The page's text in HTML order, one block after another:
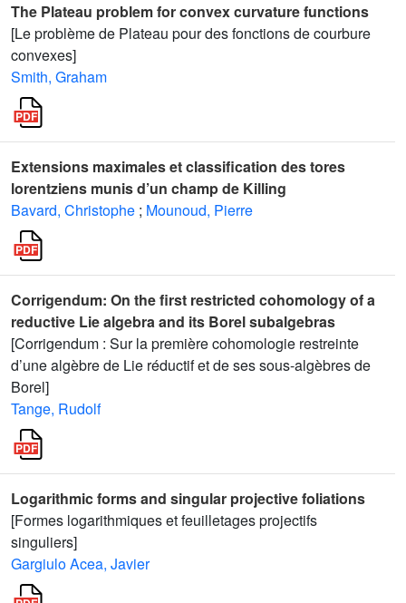
The Plateau problem for convex curvature functions
[Le problème de Plateau pour des fonctions de courbure
convexes]
Smith, Graham
Extensions maximales et classification des tores
lorentziens munis d’un champ de Killing
Bavard, Christophe ; Mounoud, Pierre
Corrigendum: On the first restricted cohomology of a
reductive Lie algebra and its Borel subalgebras
[Corrigendum : Sur la première cohomologie restreinte
d’une algèbre de Lie réductif et de ses sous-algèbres de
Borel]
Tange, Rudolf
Logarithmic forms and singular projective foliations
[Formes logarithmiques et feuilletages projectifs
singuliers]
Gargiulo Acea, Javier